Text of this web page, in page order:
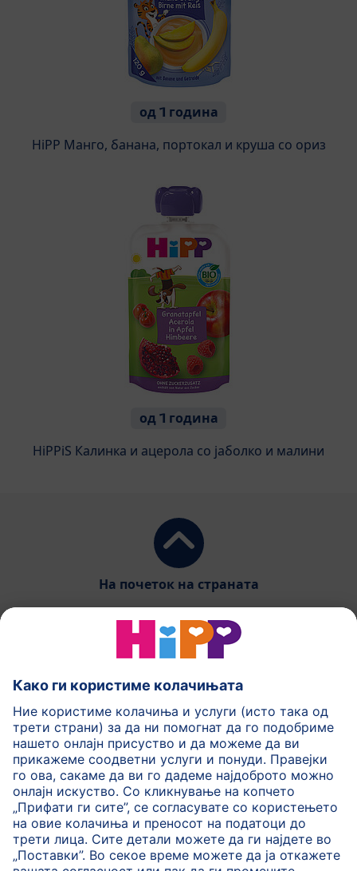
од 1 година
HiPP Манго, банана, портокал и круша со ориз
од 1 година
HiPPiS Калинка и ацерола со јаболко и малини
На почеток на страната
HiPP Млечни формули
HiPP Храна за бебиња
HiPP за деца
HiPP Нега за кожа
HiPP Бременост
Политика на приватност
Услови на користење
Импринт
Повеќе за HiPP Контакт